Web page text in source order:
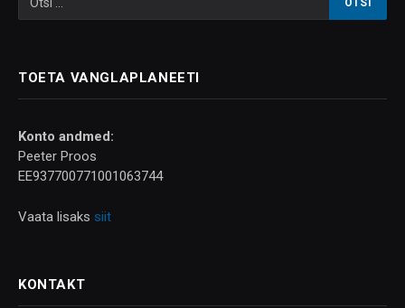
TOETA VANGLAPLANEETI
Konto andmed:
Peeter Proos
EE937700771001063744
Vaata lisaks siit
KONTAKT